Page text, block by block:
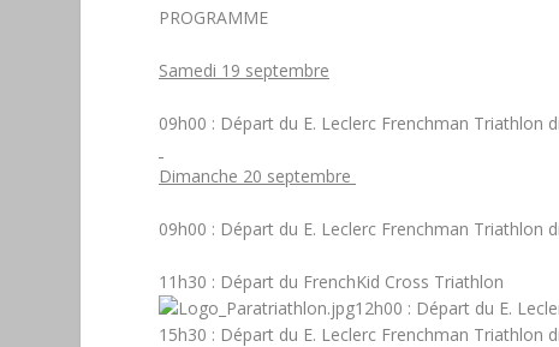
PROGRAMME
Samedi 19 septembre
09h00 : Départ du E. Leclerc Frenchman Triathlon
Dimanche 20 septembre
09h00 : Départ du E. Leclerc Frenchman Triathlon
11h30 : Départ du FrenchKid Cross Triathlon
12h00 : Départ du E.
15h30 : Départ du E. Leclerc Frenchman Triathlon